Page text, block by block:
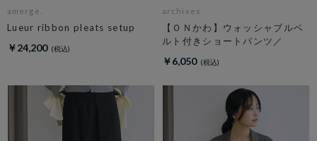
amerge.
Lueur ribbon pleats setup
￥24,200
archives
【ＯＮかわ】ウォッシャブルベ
ルト付きショートパンツ／
￥6,050